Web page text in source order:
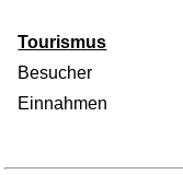
Tourismus
Besucher
Einnahmen